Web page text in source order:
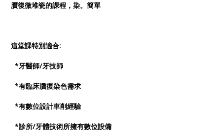
贋復微堆瓷的課程，染。簡單
這堂課特別適合:
*牙醫師/牙技師
*有臨床贋復染色需求
*有數位設計車削經驗
*診所/牙體技術所擁有數位設備